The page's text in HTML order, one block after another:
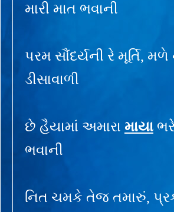
મારી માત ભવાની
પરમ સૌંદર્યની રે મૂર્તિ,
ડીસાવાળી
છે હૈયામાં અમારા માયા
ભવાની
નિત ચમકે તેજ તમારું,